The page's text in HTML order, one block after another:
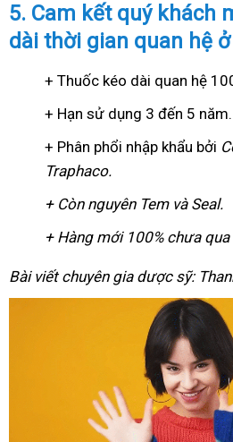
5. Cam kết quý khách
dài thời gian quan hệ
+ Thuốc kéo dài quan hệ
+ Hạn sử dụng 3 đến 5 năm.
+ Phân phổi nhập khẩu bởi
Traphaco.
+ Còn nguyên Tem và Seal.
+ Hàng mới 100% chưa
Bài viết chuyên gia dược sỹ: